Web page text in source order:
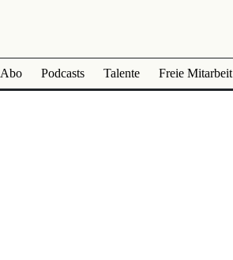
Abo Podcasts Talente Freie Mitarbeit